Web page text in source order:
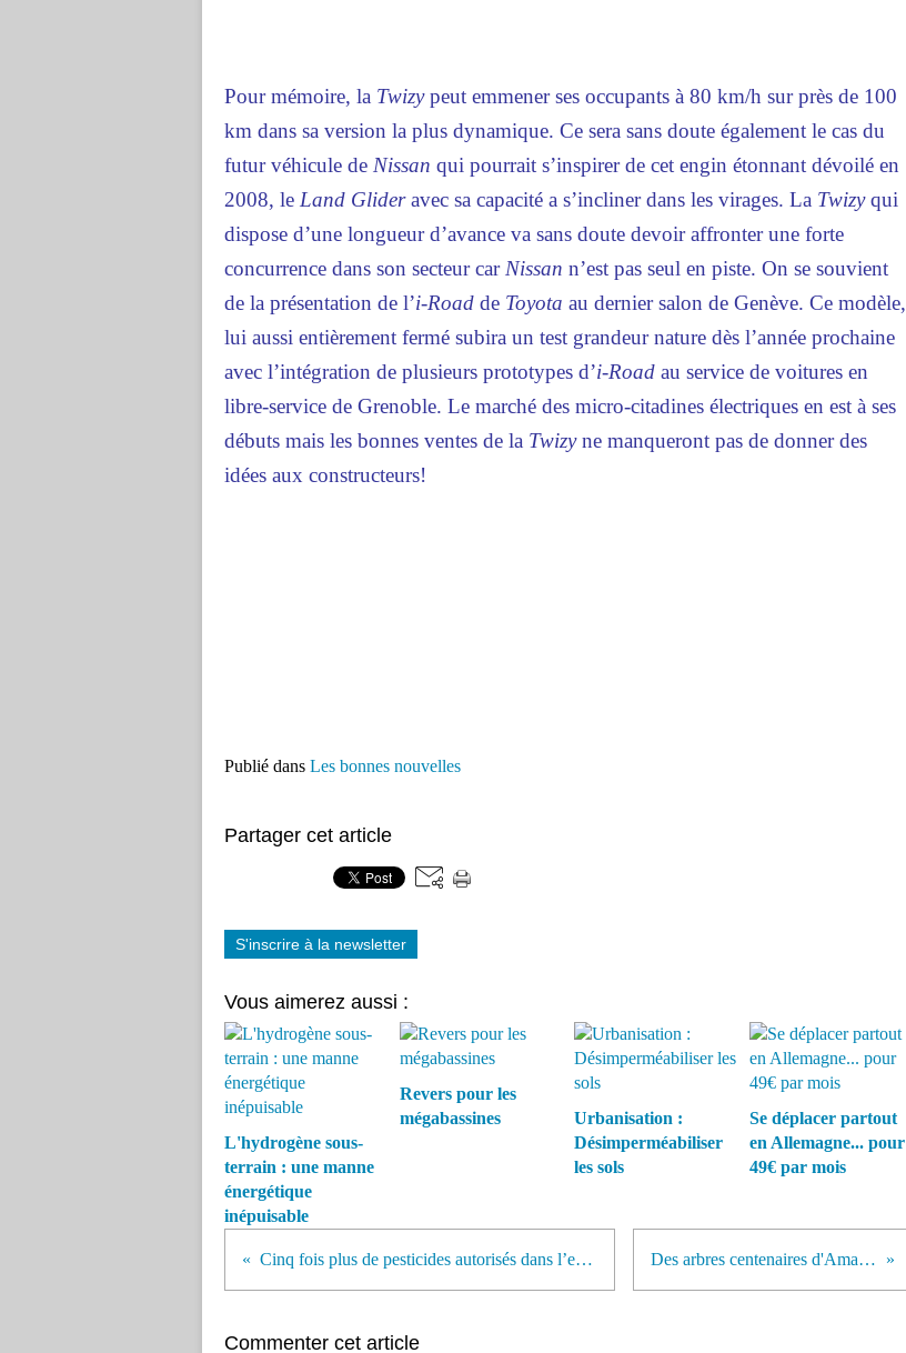
Pour mémoire, la Twizypeut emmener ses occupants à 80 km/h sur près de 100
km dans sa version la plus dynamique. Ce sera sans doute également le cas du
futur véhicule de Nissan qui pourrait s’inspirer de cet engin étonnant dévoilé en
2008, le Land Glideravec sa capacité a s’incliner dans les virages. La Twizyqui
dispose d’une longueur d’avance va sans doute devoir affronter une forte
concurrence dans son secteur car Nissan n’est pas seul en piste. On se souvient
de la présentation de l’i-Road de Toyota au dernier salon de Genève. Ce modèle,
lui aussi entièrement fermé subira un test grandeur nature dès l’année prochaine
avec l’intégration de plusieurs prototypes d’i-Road au service de voitures en
libre-service de Grenoble. Le marché des micro-citadines électriques en est à ses
débuts mais les bonnes ventes de la Twizyne manqueront pas de donner des
idées aux constructeurs!
Publié dans Les bonnes nouvelles
Partager cet article
S'inscrire à la newsletter
Vous aimerez aussi :
L'hydrogène sous-
terrain : une manne
énergétique
inépuisable
Revers pour les
mégabassines
Urbanisation :
Désimperméabiliser
les sols
Se déplacer partout
en Allemagne... pour
49€ par mois
Cinq fois plus de pesticides autorisés dans l’eau du robinet depuis un an ! En toute discrétion Des arbres centenaires d'Amazonie rasés pour la visite du pape
Commenter cet article